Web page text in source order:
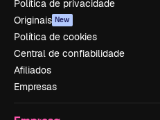
Política de privacidade
Originais New
Política de cookies
Central de confiabilidade
Afiliados
Empresas